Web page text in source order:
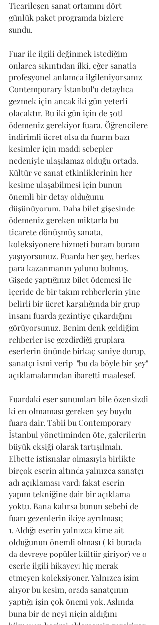
Ticarileşen sanat ortamını dört
günlük paket programda bizlere
sundu.
Fuar ile ilgili değinmek istediğim
onlarca sıkıntıdan ilki, eğer sanatla
profesyonel anlamda ilgileniyorsanız
Contemporary İstanbul'u detaylıca
gezmek için ancak iki gün yeterli
olacaktır. Bu iki gün için de 50tl
ödemeniz gerekiyor fuara. Öğrencilere
indirimli ücret olsa da fuarın bazı
kesimler için maddi sebepler
nedeniyle ulaşılamaz olduğu ortada.
Kültür ve sanat etkinliklerinin her
kesime ulaşabilmesi için bunun
önemli bir detay olduğunu
düşünüyorum. Daha bilet gişesinde
ödemeniz gereken miktarla bu
ticarete dönüşmüş sanata,
koleksiyonere hizmeti buram buram
yaşıyorsunuz. Fuarda her şey, herkes
para kazanmanın yolunu bulmuş.
Gişede yaptığınız bilet ödemesi ile
içeride de bir takım rehberlerin yine
belirli bir ücret karşılığında bir grup
insanı fuarda gezintiye çıkardığını
görüyorsunuz. Benim denk geldiğim
rehberler ise gezdirdiği gruplara
eserlerin önünde birkaç saniye durup,
sanatçı ismi verip  "bu da böyle bir şey"
açıklamalarından ibaretti maalesef.
Fuardaki eser sunumları bile özensizdi
ki en olmaması gereken şey buydu
fuara dair. Tabii bu Contemporary
İstanbul yönetiminden öte, galerilerin
büyük eksiği olarak tartışılmalı.
Elbette istisnalar olmasıyla birlikte
birçok eserin altında yalnızca sanatçı
adı açıklaması vardı fakat eserin
yapım tekniğine dair bir açıklama
yoktu. Bana kalırsa bunun sebebi de
fuarı gezenlerin ikiye ayrılması;
1. Aldığı eserin yalnızca kime ait
olduğunun önemli olması ( ki burada
da devreye popüler kültür giriyor) ve o
eserle ilgili hikayeyi hiç merak
etmeyen koleksiyoner. Yalnızca isim
alıyor bu kesim, orada sanatçının
yaptığı işin çok önemi yok. Aslında
buna bir de neyi niçin aldığını